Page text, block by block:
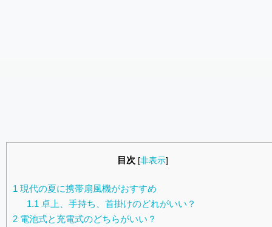
目次 [非表示]
1 現代の夏に携帯扇風機がおすすめ
1.1 卓上、手持ち、首掛けのどれがいい？
2 電池式と充電式のどちらがいい？